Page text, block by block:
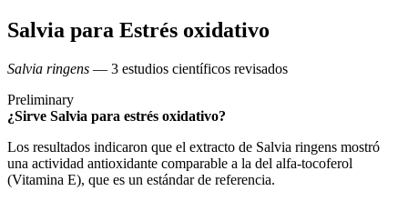
Salvia para Estrés oxidativo
Salvia ringens — 3 estudios científicos revisados
Preliminary
¿Sirve Salvia para estrés oxidativo?
Los resultados indicaron que el extracto de Salvia ringens mostró
una actividad antioxidante comparable a la del alfa-tocoferol
(Vitamina E), que es un estándar de referencia.